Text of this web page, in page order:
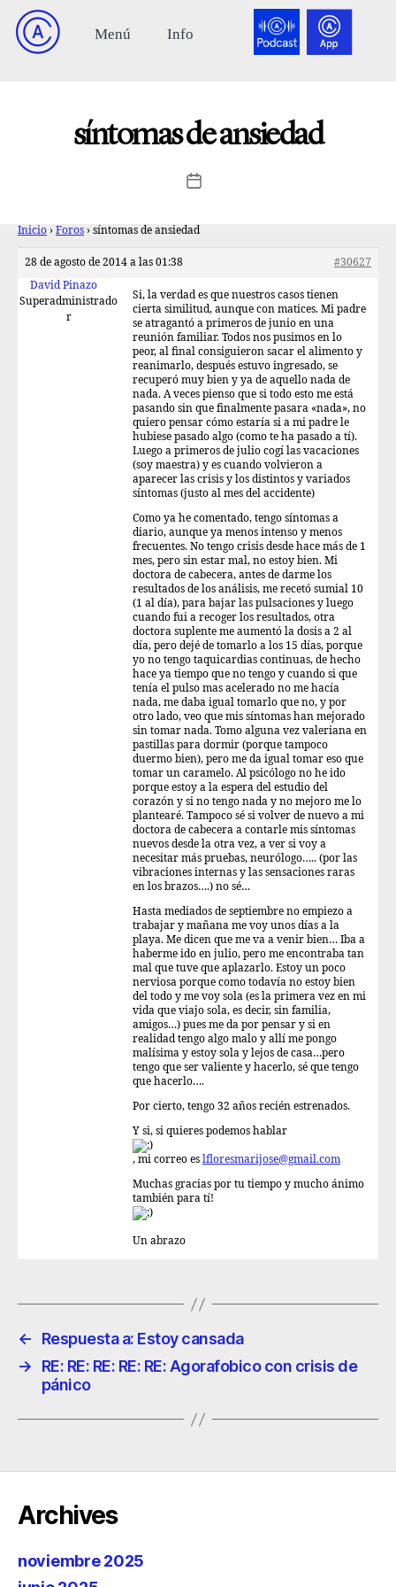
síntomas de ansiedad
Inicio › Foros › síntomas de ansiedad
28 de agosto de 2014 a las 01:38
#30627
David Pinazo
Superadministrado
r
Si, la verdad es que nuestros casos tienen
cierta similitud, aunque con matices. Mi padre
se atragantó a primeros de junio en una
reunión familiar. Todos nos pusimos en lo
peor, al final consiguieron sacar el alimento y
reanimarlo, después estuvo ingresado, se
recuperó muy bien y ya de aquello nada de
nada. A veces pienso que si todo esto me está
pasando sin que finalmente pasara «nada», no
quiero pensar cómo estaría si a mi padre le
hubiese pasado algo (como te ha pasado a tí).
Luego a primeros de julio cogí las vacaciones
(soy maestra) y es cuando volvieron a
aparecer las crisis y los distintos y variados
síntomas (justo al mes del accidente)
Como ya he comentado, tengo síntomas a
diario, aunque ya menos intenso y menos
frecuentes. No tengo crisis desde hace más de 1
mes, pero sin estar mal, no estoy bien. Mi
doctora de cabecera, antes de darme los
resultados de los análisis, me recetó sumial 10
(1 al día), para bajar las pulsaciones y luego
cuando fui a recoger los resultados, otra
doctora suplente me aumentó la dosis a 2 al
día, pero dejé de tomarlo a los 15 días, porque
yo no tengo taquicardias continuas, de hecho
hace ya tiempo que no tengo y cuando si que
tenía el pulso mas acelerado no me hacía
nada, me daba igual tomarlo que no, y por
otro lado, veo que mis síntomas han mejorado
sin tomar nada. Tomo alguna vez valeriana en
pastillas para dormir (porque tampoco
duermo bien), pero me da igual tomar eso que
tomar un caramelo. Al psicólogo no he ido
porque estoy a la espera del estudio del
corazón y si no tengo nada y no mejoro me lo
plantearé. Tampoco sé si volver de nuevo a mi
doctora de cabecera a contarle mis síntomas
nuevos desde la otra vez, a ver si voy a
necesitar más pruebas, neurólogo….. (por las
vibraciones internas y las sensaciones raras
en los brazos….) no sé…
Hasta mediados de septiembre no empiezo a
trabajar y mañana me voy unos días a la
playa. Me dicen que me va a venir bien… Iba a
haberme ido en julio, pero me encontraba tan
mal que tuve que aplazarlo. Estoy un poco
nerviosa porque como todavía no estoy bien
del todo y me voy sola (es la primera vez en mi
vida que viajo sola, es decir, sin familia,
amigos…) pues me da por pensar y si en
realidad tengo algo malo y allí me pongo
malísima y estoy sola y lejos de casa…pero
tengo que ser valiente y hacerlo, sé que tengo
que hacerlo….
Por cierto, tengo 32 años recién estrenados.
Y si, si quieres podemos hablar
, mi correo es lfloresmarijose@gmail.com
Muchas gracias por tu tiempo y mucho ánimo
también para tí!
Un abrazo
←
Respuesta a: Estoy cansada
→
RE: RE: RE: RE: RE: Agorafobico con crisis de
pánico
Archives
noviembre 2025